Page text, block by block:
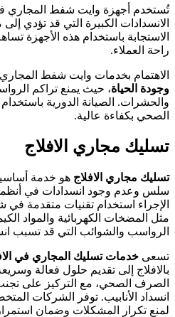
تُستخدم أجهزة وايت شفط المجاري
الانسدادات الكبيرة التي قد تؤدي
الاستجابة باستخدام هذه الأجهزة
راحة العملاء.
الاهتمام بخدمات وايت شفط
وجودة الحياة، حيث يمنع تراكم
والحشرات. الصيانة الدورية
الصحي بكفاءة عالية.
تسليك مجاري الافلاج
تسليك مجاري الافلاج هو خدمة
سلس وعدم وجود انسدادات في
الإجراء استخدام تقنيات متقدمة في
مثل المضخات الكهربائية والمواد
الرواسب والشوائب التي قد تسبب
تسعى خدمات تسليك المجاري في
بالافلاج إلى تقديم حلول فعالة
الصرف الصحي، مع التركيز على
انسداد الأنابيب. توفر الشركات
لمنع تكرار المشكلات وضمان